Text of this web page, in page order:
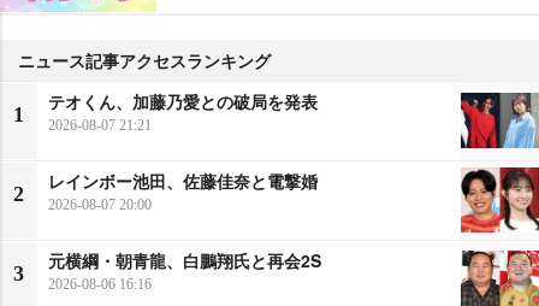
ニュース記事アクセスランキング
1
テオくん、加藤乃愛との破局を発表
2026-08-07 21:21
2
レインボー池田、佐藤佳奈と電撃婚
2026-08-07 20:00
3
元横綱・朝青龍、白鵬翔氏と再会2S
2026-08-06 16:16